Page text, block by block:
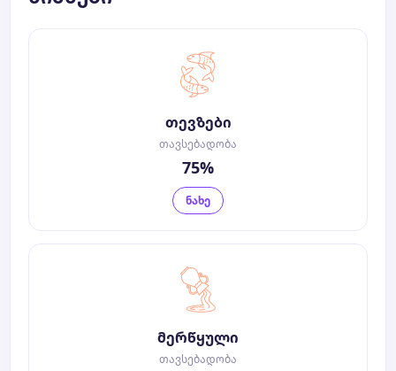
თევზები
თავსებადობა
75%
ნახე
მერწყული
თავსებადობა